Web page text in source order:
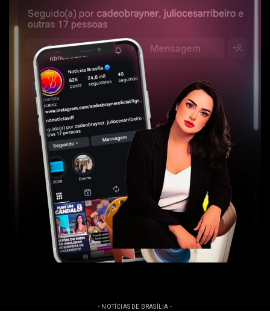
- NOTÍCIAS DE BRASÍLIA -